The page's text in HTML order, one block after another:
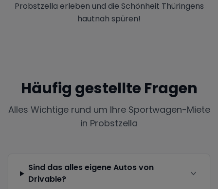
Probstzella erleben und die Schönheit Thüringens
hautnah spüren!
Häufig gestellte Fragen
Alles Wichtige rund um Ihre Sportwagen-Miete
in Probstzella
Sind das alles eigene Autos von
Drivable?